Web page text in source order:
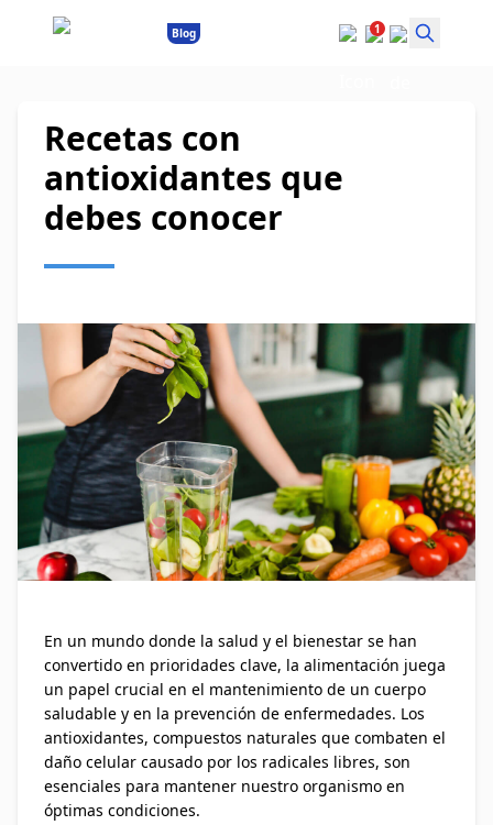
Blog 1
Recetas con
antioxidantes que
debes conocer
En un mundo donde la salud y el bienestar se han
convertido en prioridades clave, la alimentación juega
un papel crucial en el mantenimiento de un cuerpo
saludable y en la prevención de enfermedades. Los
antioxidantes, compuestos naturales que combaten el
daño celular causado por los radicales libres, son
esenciales para mantener nuestro organismo en
óptimas condiciones.